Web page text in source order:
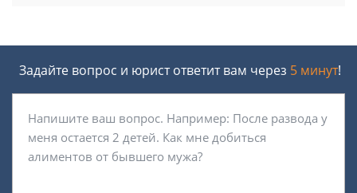
Задайте вопрос и юрист ответит вам через 5 минут!